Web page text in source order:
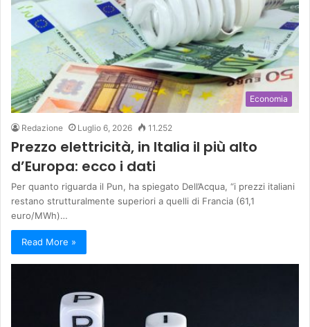
Economia
Redazione Luglio 6, 2026 11.252
Prezzo elettricità, in Italia il più alto
d’Europa: ecco i dati
Per quanto riguarda il Pun, ha spiegato Dell’Acqua, “i prezzi italiani
restano strutturalmente superiori a quelli di Francia (61,1
euro/MWh)…
Read More »